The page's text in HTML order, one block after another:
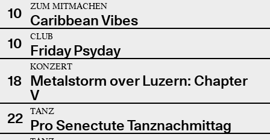
10
ZUM MITMACHEN
Caribbean Vibes
10
CLUB
Friday Psyday
18
KONZERT
Metalstorm over Luzern: Chapter
V
22
TANZ
Pro Senectute Tanznachmittag